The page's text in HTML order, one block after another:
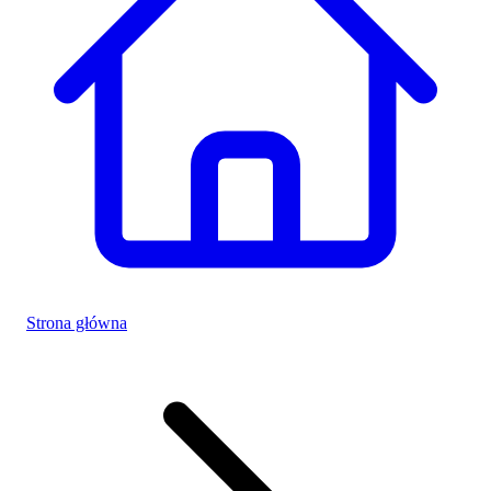
Strona główna